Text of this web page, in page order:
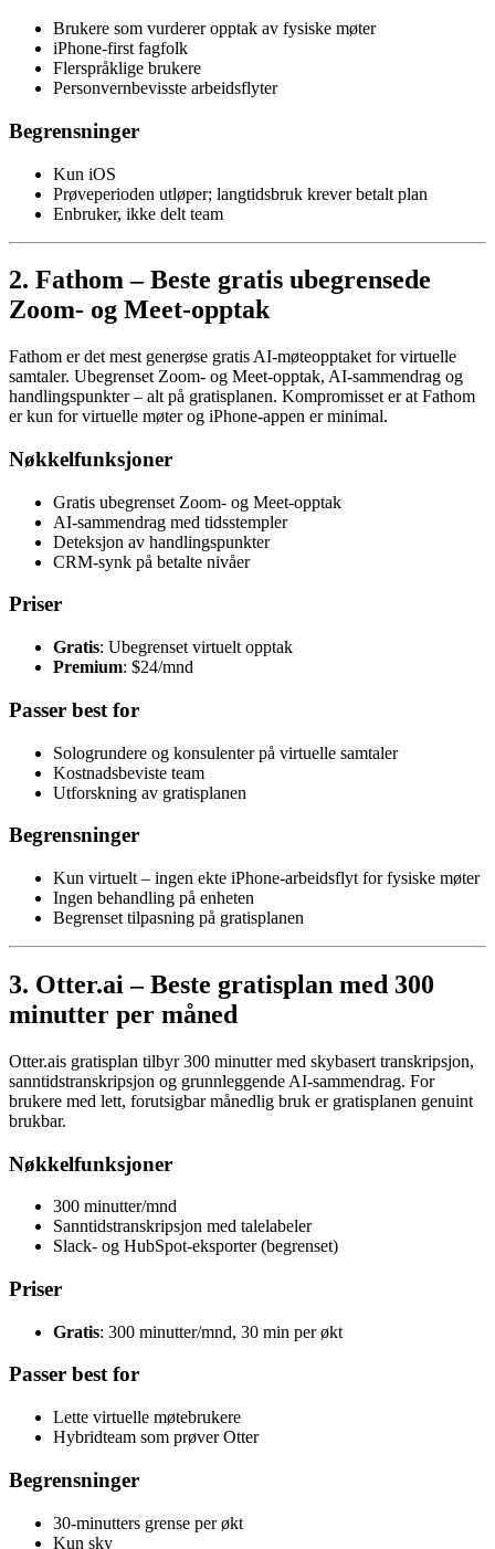
Brukere som vurderer opptak av fysiske møter
iPhone-first fagfolk
Flerspråklige brukere
Personvernbevisste arbeidsflyter
Begrensninger
Kun iOS
Prøveperioden utløper; langtidsbruk krever betalt plan
Enbruker, ikke delt team
2. Fathom – Beste gratis ubegrensede
Zoom- og Meet-opptak
Fathom er det mest generøse gratis AI-møteopptaket for virtuelle
samtaler. Ubegrenset Zoom- og Meet-opptak, AI-sammendrag og
handlingspunkter – alt på gratisplanen. Kompromisset er at Fathom
er kun for virtuelle møter og iPhone-appen er minimal.
Nøkkelfunksjoner
Gratis ubegrenset Zoom- og Meet-opptak
AI-sammendrag med tidsstempler
Deteksjon av handlingspunkter
CRM-synk på betalte nivåer
Priser
Gratis: Ubegrenset virtuelt opptak
Premium: $24/mnd
Passer best for
Sologrundere og konsulenter på virtuelle samtaler
Kostnadsbeviste team
Utforskning av gratisplanen
Begrensninger
Kun virtuelt – ingen ekte iPhone-arbeidsflyt for fysiske møter
Ingen behandling på enheten
Begrenset tilpasning på gratisplanen
3. Otter.ai – Beste gratisplan med 300
minutter per måned
Otter.ais gratisplan tilbyr 300 minutter med skybasert transkripsjon,
sanntidstranskripsjon og grunnleggende AI-sammendrag. For
brukere med lett, forutsigbar månedlig bruk er gratisplanen genuint
brukbar.
Nøkkelfunksjoner
300 minutter/mnd
Sanntidstranskripsjon med talelabeler
Slack- og HubSpot-eksporter (begrenset)
Priser
Gratis: 300 minutter/mnd, 30 min per økt
Passer best for
Lette virtuelle møtebrukere
Hybridteam som prøver Otter
Begrensninger
30-minutters grense per økt
Kun sky